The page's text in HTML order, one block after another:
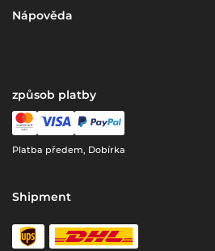
Nápověda
způsob platby
Platba předem, Dobírka
Shipment